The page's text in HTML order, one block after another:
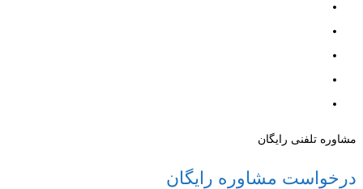
مشاوره تلفنی رایگان
درخواست مشاوره رایگان